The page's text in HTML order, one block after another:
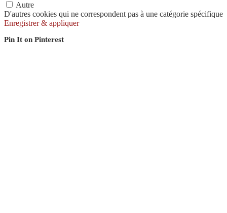
Autre
D'autres cookies qui ne correspondent pas à une catégorie spécifique
Enregistrer & appliquer
Pin It on Pinterest